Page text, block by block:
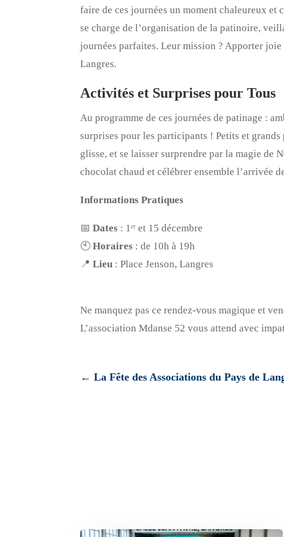
faire de ces journées un moment chaleureux
se charge de l’organisation de la patinoire,
journées parfaites. Leur mission ? Apporter
Langres.
Activités et Surprises pour Tous
Au programme de ces journées de patinage :
surprises pour les participants ! Petits et
glisse, et se laisser surprendre par la magie de
chocolat chaud et célébrer ensemble l’arrivée
Informations Pratiques
📅Dates : 1ᵉʳ et 15 décembre
🕙Horaires : de 10h à 19h
📍Lieu : Place Jenson, Langres
Ne manquez pas ce rendez-vous magique et
L’association Mdanse 52 vous attend avec
←La Fête des Associations du Pays de